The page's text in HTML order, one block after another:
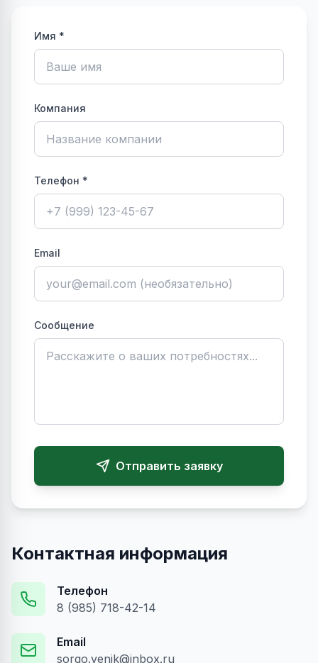
Имя *
Компания
Телефон *
Email
Сообщение
Отправить заявку
Контактная информация
Телефон
8 (985) 718-42-14
Email
sorgo.venik@inbox.ru